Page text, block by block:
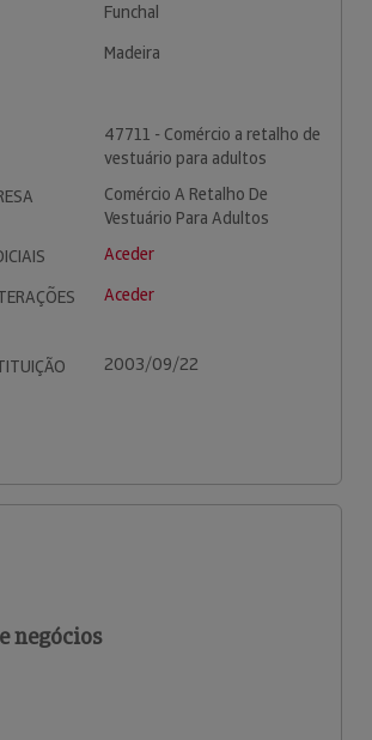
Funchal
Madeira
47711 - Comércio a retalho de
vestuário para adultos
Comércio A Retalho De
Vestuário Para Adultos
Aceder
Aceder
2003/09/22
negócios